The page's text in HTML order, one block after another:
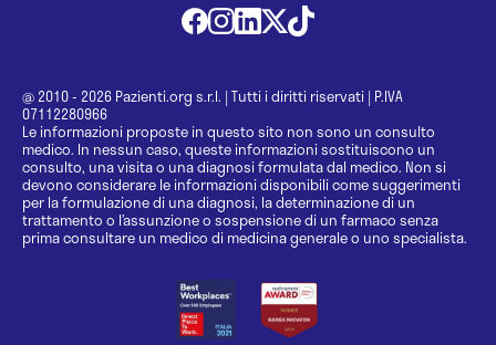
@ 2010 - 2026 Pazienti.org s.r.l. | Tutti i diritti riservati | P.IVA
07112280966
Le informazioni proposte in questo sito non sono un consulto
medico. In nessun caso, queste informazioni sostituiscono un
consulto, una visita o una diagnosi formulata dal medico. Non si
devono considerare le informazioni disponibili come suggerimenti
per la formulazione di una diagnosi, la determinazione di un
trattamento o l’assunzione o sospensione di un farmaco senza
prima consultare un medico di medicina generale o uno specialista.